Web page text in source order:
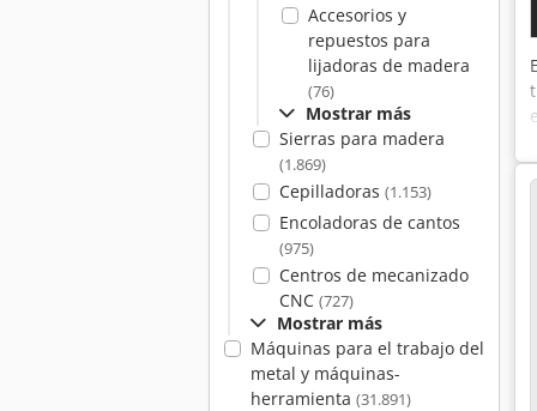
Accesorios y
repuestos para
lijadoras de madera
(76)
Mostrar más
Sierras para madera
(1.869)
Cepilladoras (1.153)
Encoladoras de cantos
(975)
Centros de mecanizado
CNC (727)
Mostrar más
Máquinas para el trabajo del
metal y máquinas-
herramienta (31.891)